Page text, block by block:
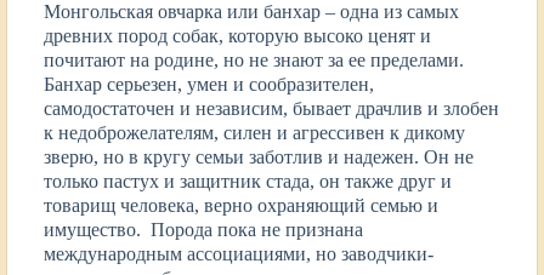
Монгольская овчарка или банхар – одна из самых
древних пород собак, которую высоко ценят и
почитают на родине, но не знают за ее пределами.
Банхар серьезен, умен и сообразителен,
самодостаточен и независим, бывает драчлив и злобен
к недоброжелателям, силен и агрессивен к дикому
зверю, но в кругу семьи заботлив и надежен. Он не
только пастух и защитник стада, он также друг и
товарищ человека, верно охраняющий семью и
имущество. Порода пока не признана
международным ассоциациями, но заводчики-